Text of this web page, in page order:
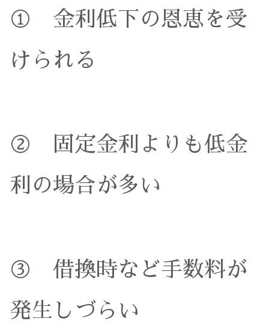
① 金利低下の恩恵を受
けられる
② 固定金利よりも低金
利の場合が多い
③ 借換時など手数料が
発生しづらい